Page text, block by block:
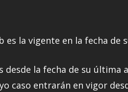
la vigente en la fecha de
la fecha de su última
caso entrarán en vigor